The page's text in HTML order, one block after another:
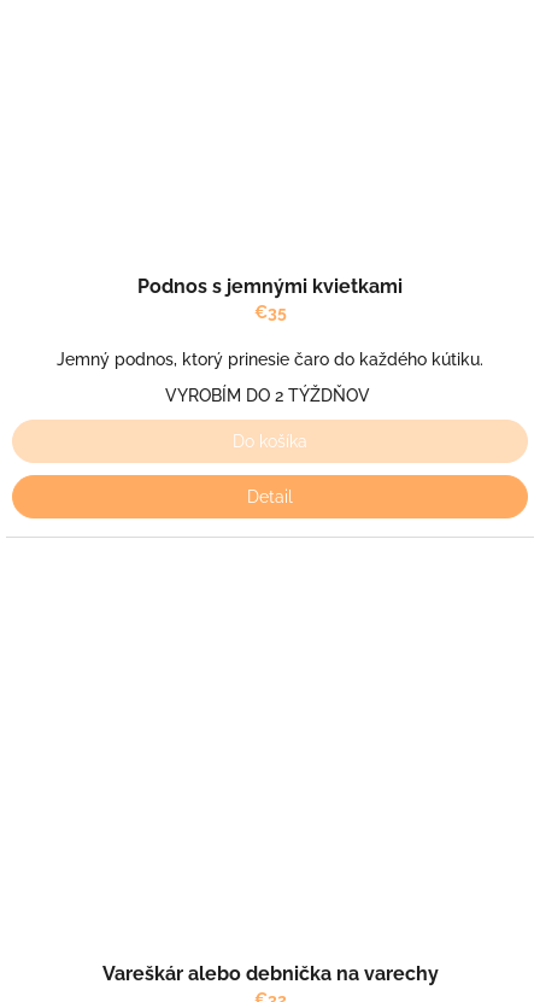
Podnos s jemnými kvietkami
€35
Jemný podnos, ktorý prinesie čaro do každého kútiku.
VYROBÍM DO 2 TÝŽDŇOV
Do košíka
Detail
Vareškár alebo debnička na varechy